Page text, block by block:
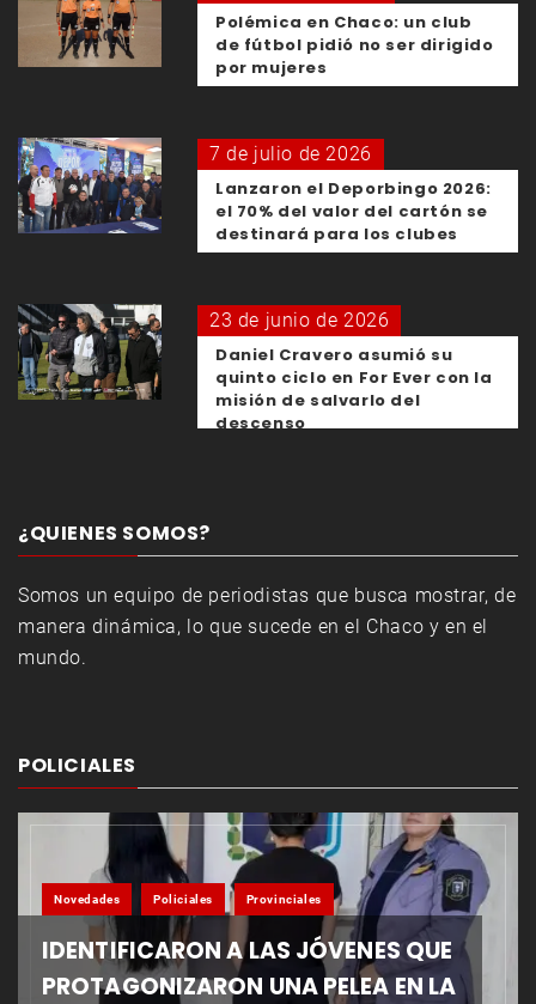
Polémica en Chaco: un club
de fútbol pidió no ser dirigido
por mujeres
7 de julio de 2026
Lanzaron el Deporbingo 2026:
el 70% del valor del cartón se
destinará para los clubes
23 de junio de 2026
Daniel Cravero asumió su
quinto ciclo en For Ever con la
misión de salvarlo del
descenso
¿QUIENES SOMOS?
Somos un equipo de periodistas que busca mostrar, de
manera dinámica, lo que sucede en el Chaco y en el
mundo.
POLICIALES
Novedades Policiales Provinciales
IDENTIFICARON A LAS JÓVENES QUE
PROTAGONIZARON UNA PELEA EN LA